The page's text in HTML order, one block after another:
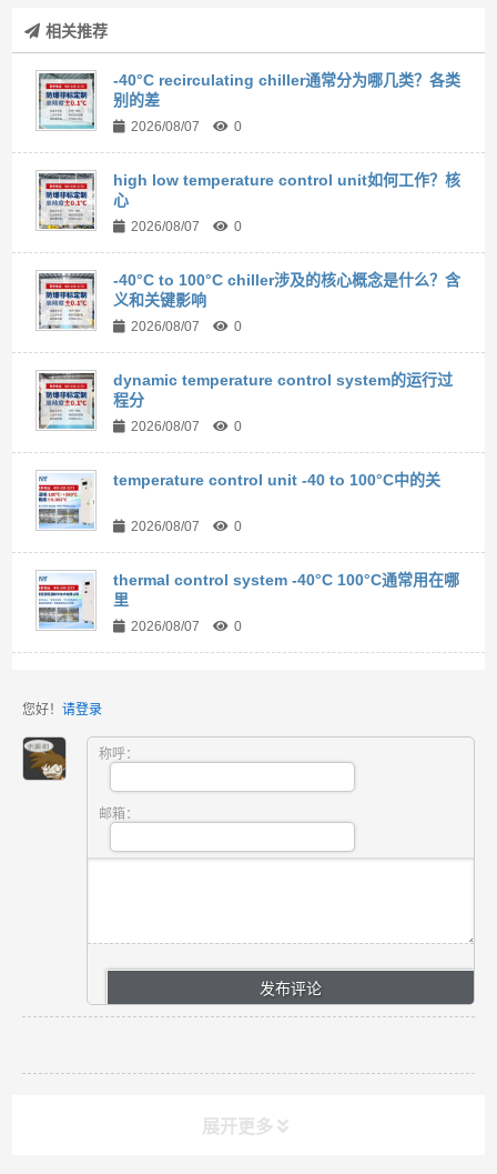
相关推荐
-40°C recirculating chiller通常分为哪几类？各类
别的差
2026/08/07 0
high low temperature control unit如何工作？核
心
2026/08/07 0
-40°C to 100°C chiller涉及的核心概念是什么？含
义和关键影响
2026/08/07 0
dynamic temperature control system的运行过
程分
2026/08/07 0
temperature control unit -40 to 100°C中的关
2026/08/07 0
thermal control system -40°C 100°C通常用在哪
里
2026/08/07 0
您好！ 请登录
称呼：
邮箱：
展开更多